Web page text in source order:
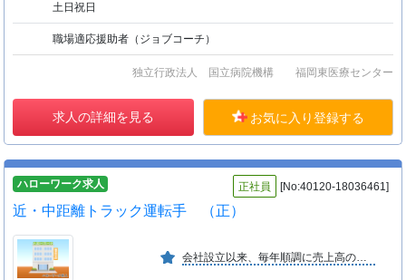
土日祝日
職場適応援助者（ジョブコーチ）
独立行政法人 国立病院機構 福岡東医療センター
求人の詳細を見る お気に入り登録する
ハローワーク求人 正社員 [No:40120-18036461]
近・中距離トラック運転手 （正）
会社設立以来、毎年順調に売上高の増加を図っている。